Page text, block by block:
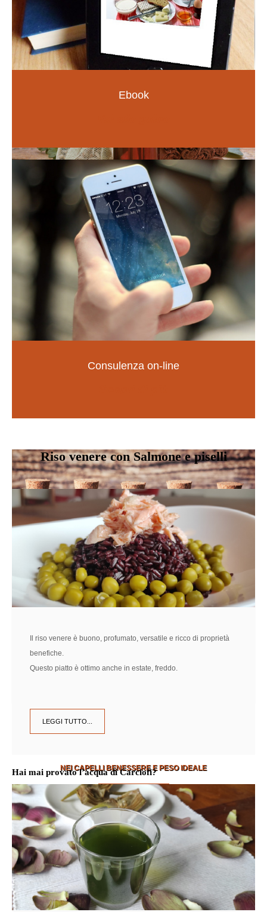
SCOPRI DI PIÙ
NEI CAPELLI BENESSERE E PESO IDEALE
SCOPRI DI PIÙ
Ebook
Consulenza on-line
Riso venere con Salmone e piselli
Il riso venere è buono, profumato, versatile e ricco di proprietà
benefiche.
Questo piatto è ottimo anche in estate, freddo.
LEGGI TUTTO...
Hai mai provato l’acqua di Carciofi?